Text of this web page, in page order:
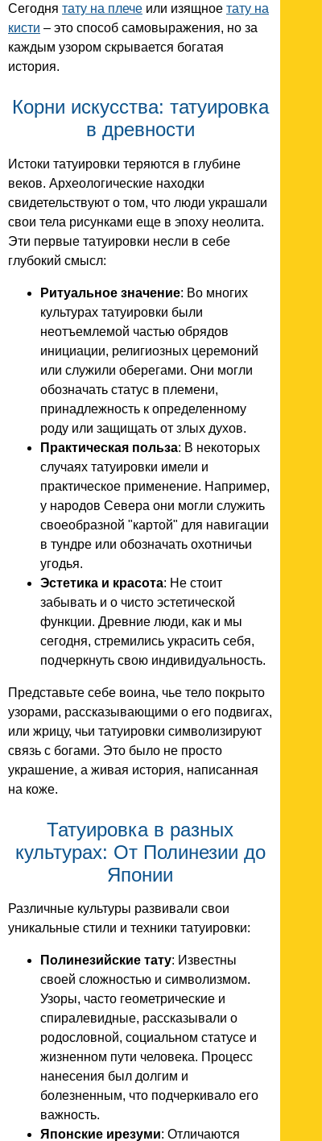
Сегодня тату на плече или изящное тату на
кисти – это способ самовыражения, но за
каждым узором скрывается богатая
история.
Корни искусства: татуировка
в древности
Истоки татуировки теряются в глубине
веков. Археологические находки
свидетельствуют о том, что люди украшали
свои тела рисунками еще в эпоху неолита.
Эти первые татуировки несли в себе
глубокий смысл:
Ритуальное значение: Во многих
культурах татуировки были
неотъемлемой частью обрядов
инициации, религиозных церемоний
или служили оберегами. Они могли
обозначать статус в племени,
принадлежность к определенному
роду или защищать от злых духов.
Практическая польза: В некоторых
случаях татуировки имели и
практическое применение. Например,
у народов Севера они могли служить
своеобразной "картой" для навигации
в тундре или обозначать охотничьи
угодья.
Эстетика и красота: Не стоит
забывать и о чисто эстетической
функции. Древние люди, как и мы
сегодня, стремились украсить себя,
подчеркнуть свою индивидуальность.
Представьте себе воина, чье тело покрыто
узорами, рассказывающими о его подвигах,
или жрицу, чьи татуировки символизируют
связь с богами. Это было не просто
украшение, а живая история, написанная
на коже.
Татуировка в разных
культурах: От Полинезии до
Японии
Различные культуры развивали свои
уникальные стили и техники татуировки:
Полинезийские тату: Известны
своей сложностью и символизмом.
Узоры, часто геометрические и
спиралевидные, рассказывали о
родословной, социальном статусе и
жизненном пути человека. Процесс
нанесения был долгим и
болезненным, что подчеркивало его
важность.
Японские ирезуми: Отличаются